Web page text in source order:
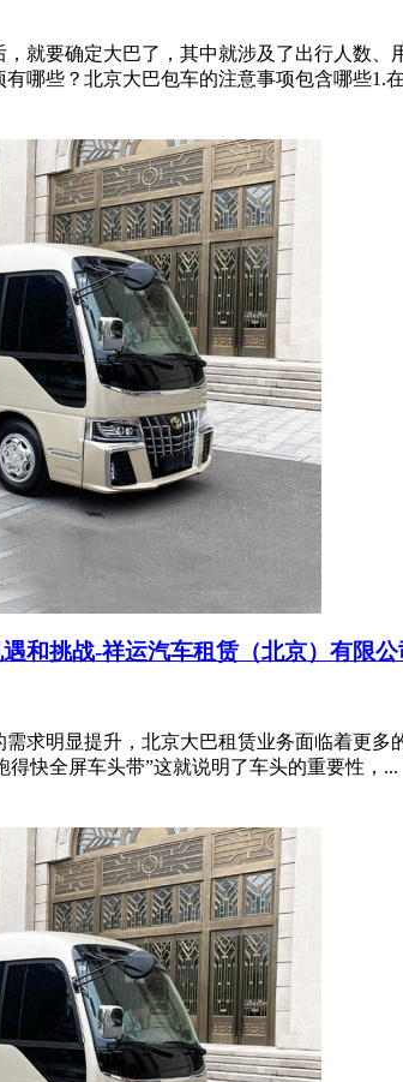
就要确定大巴了，其中就涉及了出行人数
哪些？北京大巴包车的注意事项包含哪些1.
和挑战-祥运汽车租赁（北京）有限公
求明显提升，北京大巴租赁业务面临着更
快全屏车头带”这就说明了车头的重要性，...